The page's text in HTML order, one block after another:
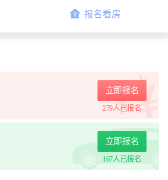
报名看房
立即报名
279人已报名
立即报名
167人已报名